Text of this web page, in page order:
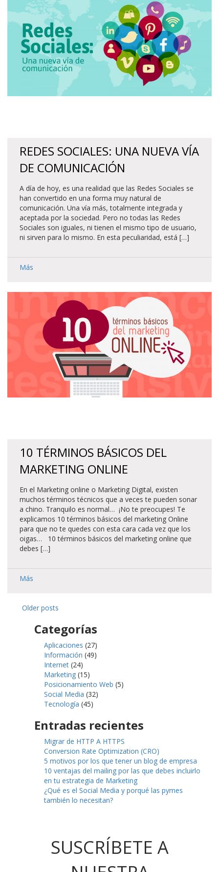
REDES SOCIALES: UNA NUEVA VÍA
DE COMUNICACIÓN
A día de hoy, es una realidad que las Redes Sociales se
han convertido en una forma muy natural de
comunicación. Una vía más, totalmente integrada y
aceptada por la sociedad. Pero no todas las Redes
Sociales son iguales, ni tienen el mismo tipo de usuario,
ni sirven para lo mismo. En esta peculiaridad, está […]
Más
10 TÉRMINOS BÁSICOS DEL
MARKETING ONLINE
En el Marketing online o Marketing Digital, existen
muchos términos técnicos que a veces te pueden sonar
a chino. Tranquilo es normal… ¡No te preocupes! Te
explicamos 10 términos básicos del marketing Online
para que no te quedes con esta cara cada vez que los
oigas… 10 términos básicos del marketing online que
debes […]
Más
Older posts
Categorías
Aplicaciones (27)
Información (49)
Internet (24)
Marketing (15)
Posicionamiento Web (5)
Social Media (32)
Tecnología (45)
Entradas recientes
Migrar de HTTP A HTTPS
Conversion Rate Optimization (CRO)
5 motivos por los que tener un blog de empresa
10 ventajas del mailing por las que debes incluirlo
en tu estrategia de Marketing
¿Qué es el Social Media y porqué las pymes
también lo necesitan?
SUSCRÍBETE A